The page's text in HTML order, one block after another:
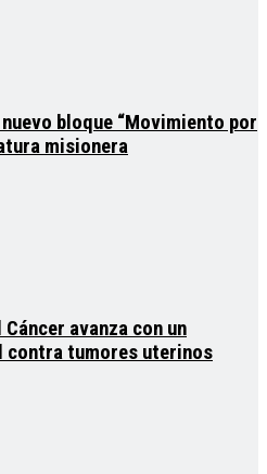
bloque “Movimiento por
misionera
avanza con un
tumores uterinos